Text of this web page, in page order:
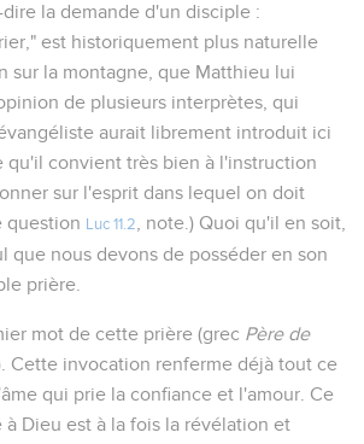
la demande d'un disciple :
est historiquement plus naturelle
sur la montagne, que Matthieu lui
de plusieurs interprètes, qui
aurait librement introduit ici
qu'il convient très bien à l'instruction
sur l'esprit dans lequel on doit
question
Luc 11.2
, note.) Quoi qu'il en soit,
que nous devons de posséder en son
prière.
mot de cette prière (grec Père de
Cette invocation renferme déjà tout ce
qui prie la confiance et l'amour. Ce
à Dieu est à la fois la révélation et